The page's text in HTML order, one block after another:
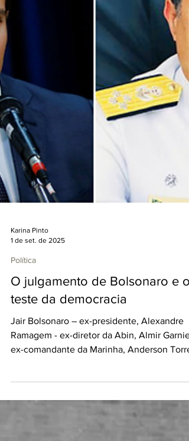
1 de set. de 2025
Política
O julgamento de Bolsonaro e o
teste da democracia
Jair Bolsonaro – ex-presidente, Alexandre
Ramagem - ex-diretor da Abin, Almir
-...